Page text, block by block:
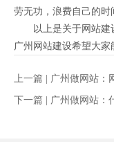
劳无功，浪费自己的时
以上是关于网站建设
广州网站建设希望大家
上一篇 | 广州做网站：
下一篇 | 广州做网站：